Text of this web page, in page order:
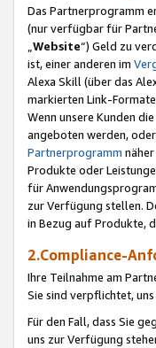
Das Partnerprogramm
(nur verfügbar für
Website“) Geld zu
ist, einer anderen im
Alexa Skill (über das
markierten Link-Formate
Wenn unsere Kunden
angeboten werden,
Partnerprogramm
Produkte oder
für
zur Verfügung stellen.
in Bezug auf Produkte,
2.Compliance-
Ihre Teilnahme am
Sie sind verpflichtet,
Für den Fall, dass Sie
uns zur Verfügung